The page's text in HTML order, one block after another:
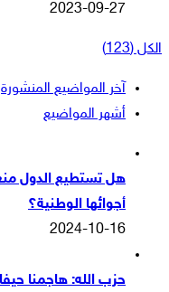
2023-09-27
الكل (123)
آخر المواضيع المنشورة
أشهر المواضيع
هل تستطيع الدول
أجوائها الوطنية؟
2024-10-16
حزب الله: هاجمنا